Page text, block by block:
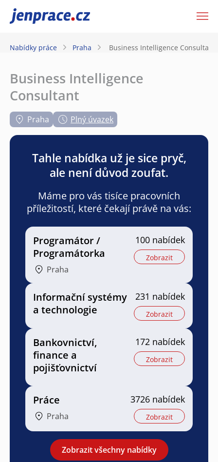
JenPráce.cz
Nabídky práce Praha Business Intelligence Consultant
Business Intelligence
Consultant
Praha Plný úvazek
Tahle nabídka už je sice pryč,
ale není důvod zoufat.
Máme pro vás tisíce pracovních
příležitostí, které čekají právě na vás:
Programátor /
Programátorka
Praha
100 nabídek
Zobrazit
Informační systémy
a technologie
231 nabídek
Zobrazit
Bankovnictví,
finance a
pojišťovnictví
172 nabídek
Zobrazit
Práce
Praha
3726 nabídek
Zobrazit
Zobrazit všechny nabídky